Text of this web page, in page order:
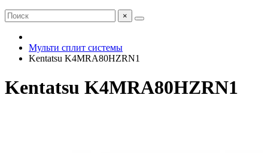
×
Мульти сплит системы
Kentatsu K4MRA80HZRN1
Kentatsu K4MRA80HZRN1